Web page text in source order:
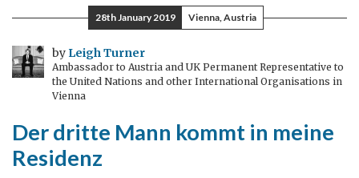
Außenministerium
hospitieren:
Eine
Woche
in
28th January 2019 Vienna, Austria
by Leigh Turner
Ambassador to Austria and UK Permanent Representative to
the United Nations and other International Organisations in
Vienna
Der dritte Mann kommt in meine
Residenz